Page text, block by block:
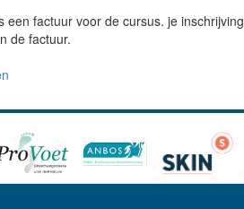
een factuur voor de cursus. je inschrijving
de factuur.